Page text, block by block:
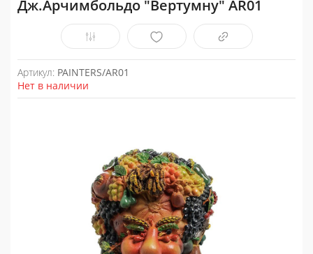
Дж.Арчимбольдо "Вертумну" AR01
Артикул: PAINTERS/AR01
Нет в наличии